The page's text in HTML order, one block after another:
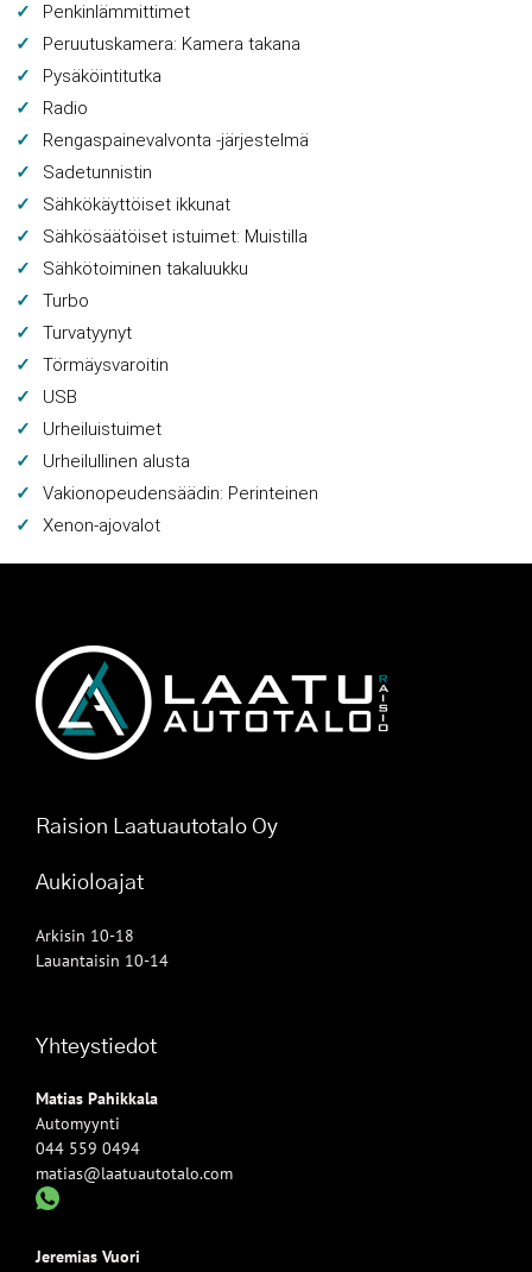
Penkinlämmittimet
Peruutuskamera: Kamera takana
Pysäköintitutka
Radio
Rengaspainevalvonta -järjestelmä
Sadetunnistin
Sähkökäyttöiset ikkunat
Sähkösäätöiset istuimet: Muistilla
Sähkötoiminen takaluukku
Turbo
Turvatyynyt
Törmäysvaroitin
USB
Urheiluistuimet
Urheilullinen alusta
Vakionopeudensäädin: Perinteinen
Xenon-ajovalot
Raision Laatuautotalo Oy
Aukioloajat
Arkisin 10-18
Lauantaisin 10-14
Yhteystiedot
Matias Pahikkala
Automyynti
044 559 0494
matias@laatuautotalo.com
Jeremias Vuori